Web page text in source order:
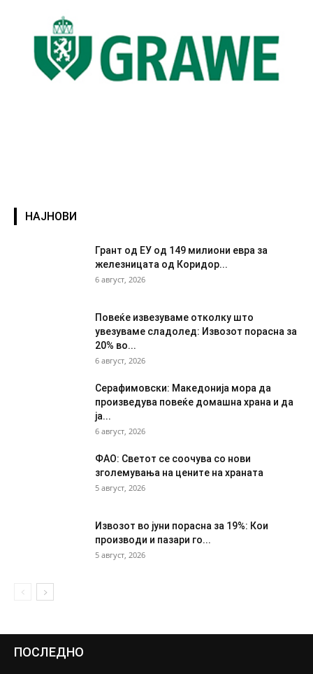
НАЈНОВИ
Грант од ЕУ од 149 милиони евра за
железницата од Коридор...
6 август, 2026
Повеќе извезуваме отколку што
увезуваме сладолед: Извозот порасна за
20% во...
6 август, 2026
Серафимовски: Македонија мора да
произведува повеќе домашна храна и да
ја...
6 август, 2026
ФАО: Светот се соочува со нови
зголемувања на цените на храната
5 август, 2026
Извозот во јуни порасна за 19%: Кои
производи и пазари го...
5 август, 2026
ПОСЛЕДНО